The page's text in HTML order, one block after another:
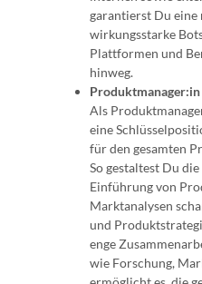
garantierst Du eine
wirkungsstarke
Plattformen und
hinweg.
Produktmanager:in
Als
eine
für den gesamten
So gestaltest Du
Einführung von
Marktanalysen
und
enge
wie Forschung,